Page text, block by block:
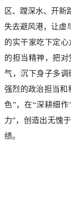
区、蹚深水、开新
失去避风港，让虚
的实干家吃下定
的担当精神，把
气，沉下身子多
强烈的政治担当和
色”，在“深耕细
力”，创造出无愧
绩。